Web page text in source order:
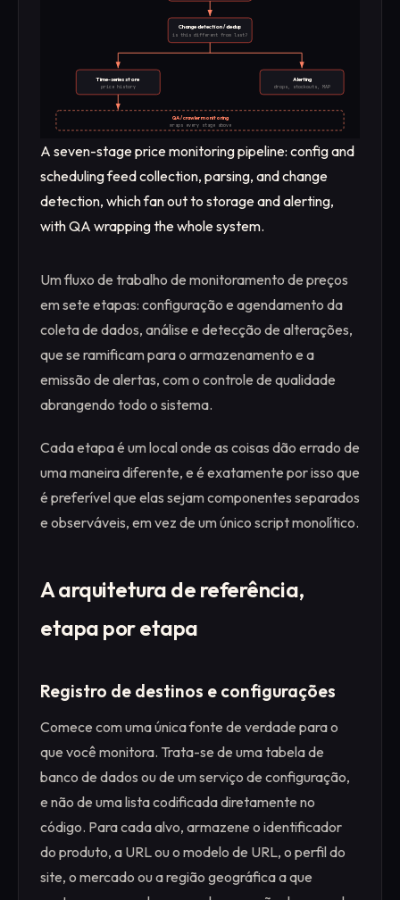
Change detection / dedup
is this different from last?
Time-series store
price history
Alerting
drops, stockouts, MAP
QA / crawler monitoring
wraps every stage above
A seven-stage price monitoring pipeline: config and
scheduling feed collection, parsing, and change
detection, which fan out to storage and alerting,
with QA wrapping the whole system.
Um fluxo de trabalho de monitoramento de preços
em sete etapas: configuração e agendamento da
coleta de dados, análise e detecção de alterações,
que se ramificam para o armazenamento e a
emissão de alertas, com o controle de qualidade
abrangendo todo o sistema.
Cada etapa é um local onde as coisas dão errado de
uma maneira diferente, e é exatamente por isso que
é preferível que elas sejam componentes separados
e observáveis, em vez de um único script monolítico.
A arquitetura de referência,
etapa por etapa
Registro de destinos e configurações
Comece com uma única fonte de verdade para o
que você monitora. Trata-se de uma tabela de
banco de dados ou de um serviço de configuração,
e não de uma lista codificada diretamente no
código. Para cada alvo, armazene o identificador
do produto, a URL ou o modelo de URL, o perfil do
site, o mercado ou a região geográfica a que